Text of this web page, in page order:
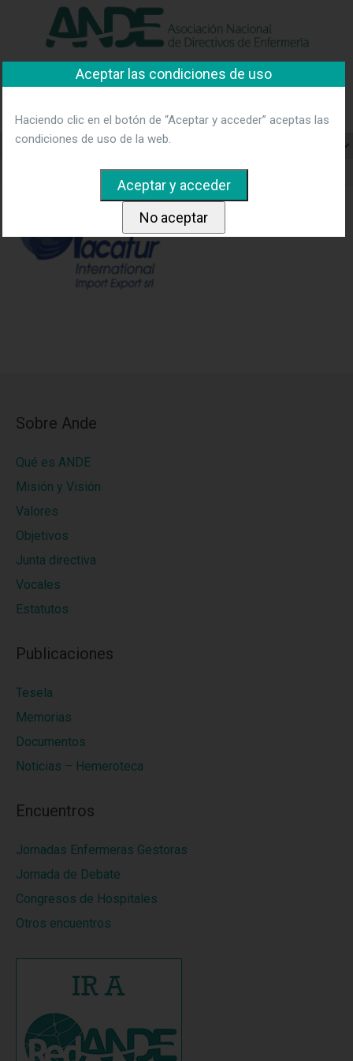
"Ver política"
Asociación Nacional de
Directivos de Enfermería
Home nacatur-1
Sobre Ande
Qué es ANDE
Misión y Visión
Valores
Objetivos
Junta directiva
Vocales
Estatutos
Publicaciones
Tesela
Memorias
Documentos
Noticias – Hemeroteca
Encuentros
Jornadas Enfermeras Gestoras
Jornada de Debate
Congresos de Hospitales
Otros encuentros
Aceptar las condiciones de uso
Haciendo clic en el botón de “Aceptar y acceder” aceptas las
condiciones de uso de la web.